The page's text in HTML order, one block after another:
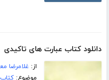
دانلود کتاب عبارت های تاکیدی
از: غلامرضا
موضوع: